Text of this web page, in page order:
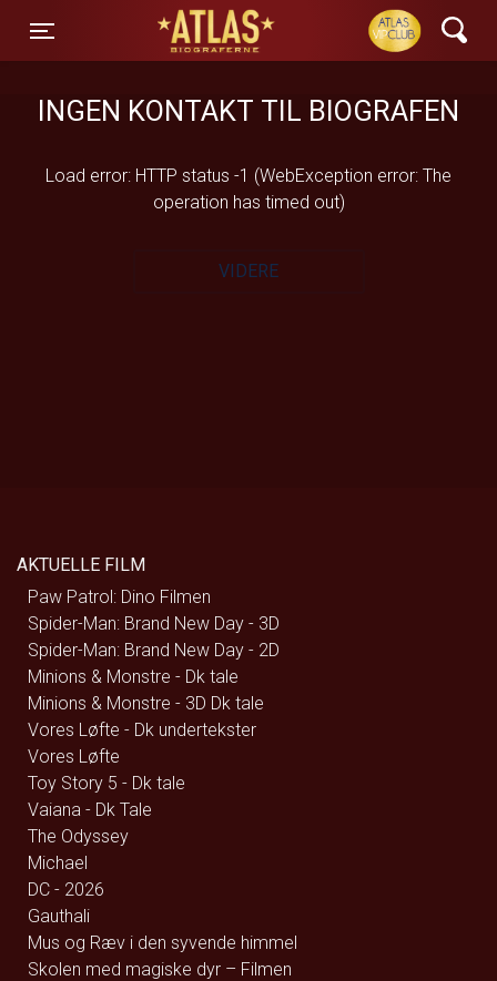
Toggle navigation
ATLAS Biograferne
INGEN KONTAKT TIL BIOGRAFEN
Load error: HTTP status -1 (WebException error: The
operation has timed out)
VIDERE
AKTUELLE FILM
Paw Patrol: Dino Filmen
Spider-Man: Brand New Day - 3D
Spider-Man: Brand New Day - 2D
Minions & Monstre - Dk tale
Minions & Monstre - 3D Dk tale
Vores Løfte - Dk undertekster
Vores Løfte
Toy Story 5 - Dk tale
Vaiana - Dk Tale
The Odyssey
Michael
DC - 2026
Gauthali
Mus og Ræv i den syvende himmel
Skolen med magiske dyr – Filmen